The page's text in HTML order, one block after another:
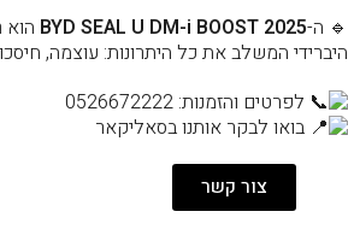
🔹 ה-BYD SEAL U DM-i BOOST 2025 הוא
היברידי המשלב את כל היתרונות: עוצמה,
לפרטים והזמנות: 0526672222
בואו לבקר אותנו בסאליקאר
צור קשר